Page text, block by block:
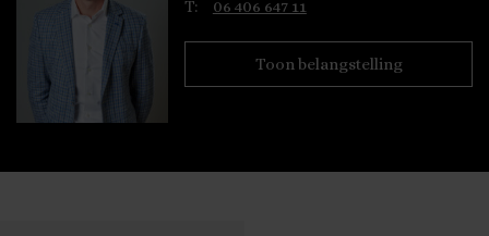
T:
06 406 647 11
Toon belangstelling